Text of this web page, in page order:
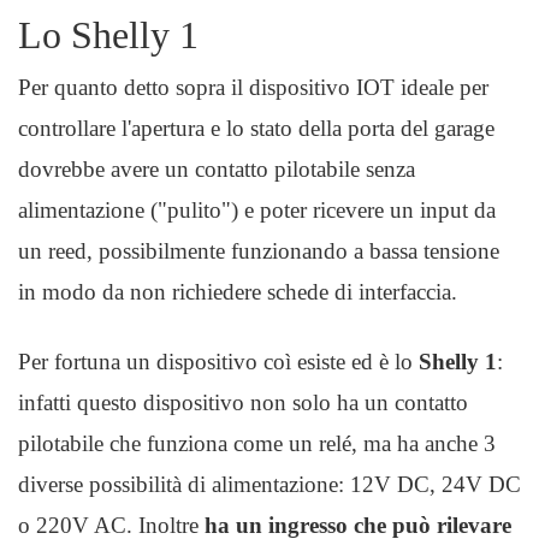
Lo Shelly 1
Per quanto detto sopra il dispositivo IOT ideale per
controllare l'apertura e lo stato della porta del garage
dovrebbe avere un contatto pilotabile senza
alimentazione ("pulito") e poter ricevere un input da
un reed, possibilmente funzionando a bassa tensione
in modo da non richiedere schede di interfaccia.
Per fortuna un dispositivo coì esiste ed è lo Shelly 1:
infatti questo dispositivo non solo ha un contatto
pilotabile che funziona come un relé, ma ha anche 3
diverse possibilità di alimentazione: 12V DC, 24V DC
o 220V AC. Inoltre ha un ingresso che può rilevare